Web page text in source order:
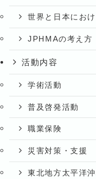
世界と日本にお
JPHMAの考え方
活動内容
学術活動
普及啓発活動
職業保険
災害対策・支援
東北地方太平洋